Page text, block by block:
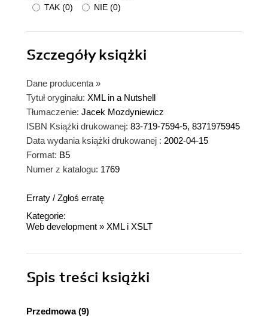
TAK (0) NIE (0)
Szczegółyksiążki
Dane producenta »
Tytuł oryginału: XML in a Nutshell
Tłumaczenie: Jacek Mozdyniewicz
ISBN Książki drukowanej: 83-719-7594-5, 8371975945
Data wydania książki drukowanej : 2002-04-15
Format: B5
Numer z katalogu: 1769
Erraty / Zgłoś erratę
Kategorie:
Web development » XML i XSLT
Spis treści książki
Przedmowa (9)